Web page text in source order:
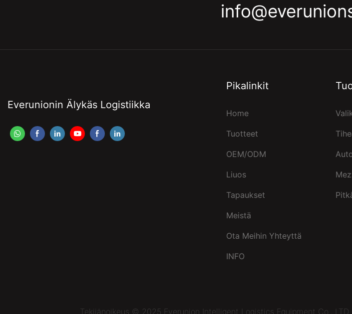
Everunionin Älykäs Logistiikka
Pikalinkit
Home
Tuotteet
OEM/ODM
Liuos
Tapaukset
Meistä
Ota Meihin Yhteyttä
INFO
Tekijänoikeus © 2025 Everunion Intelligent Logistics Equipment Co.,